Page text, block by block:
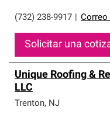
(732) 238-9917 Correo
Solicitar una
Unique Roofing &
LLC
Trenton, NJ